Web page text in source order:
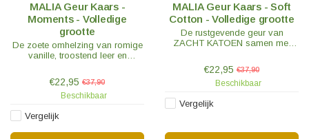
MALIA Geur Kaars -
Moments - Volledige
grootte
De zoete omhelzing van romige
vanille, troostend leer en
dromen op - een perfecte
achtergrond voor die kostbare
MOMENTEN.
€22,95 €37,90
Beschikbaar
Vergelijk
MALIA Geur Kaars - Soft
Cotton - Volledige grootte
De rustgevende geur van
ZACHT KATOEN samen met
van peer en pruim creëren de
perfecte illusie van een pas
schoongemaakt huis.
€22,95 €37,90
Beschikbaar
Vergelijk